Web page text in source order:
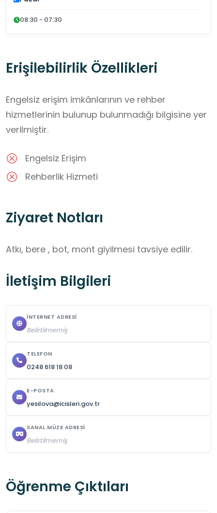
08:30 - 07:30
Erişilebilirlik Özellikleri
Engelsiz erişim imkânlarının ve rehber
hizmetlerinin bulunup bulunmadığı bilgisine yer
verilmiştir.
Engelsiz Erişim
Rehberlik Hizmeti
Ziyaret Notları
Atkı, bere , bot, mont giyilmesi tavsiye edilir.
İletişim Bilgileri
İNTERNET ADRESI
Belirtilmemiş
TELEFON
0248 618 18 08
E-POSTA
yesilova@icisleri.gov.tr
SANAL MÜZE ADRESI
Belirtilmemiş
Öğrenme Çıktıları